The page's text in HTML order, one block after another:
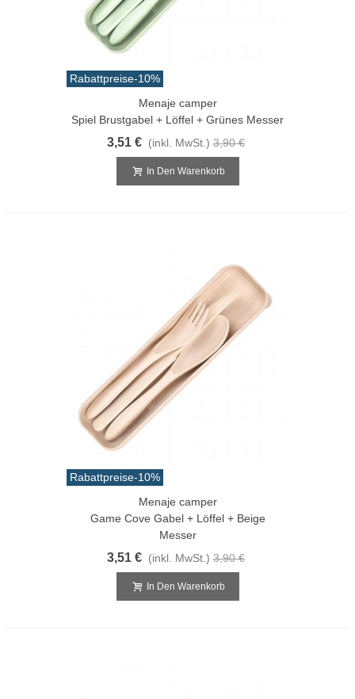
Rabattpreise-10%
Menaje camper
Spiel Brustgabel + Löffel + Grünes Messer
3,51 € (inkl. MwSt.) 3,90 €
In Den Warenkorb
Rabattpreise-10%
Menaje camper
Game Cove Gabel + Löffel + Beige
Messer
3,51 € (inkl. MwSt.) 3,90 €
In Den Warenkorb